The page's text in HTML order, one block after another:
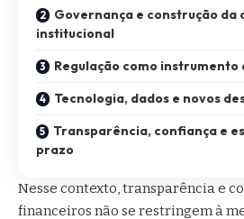
Governança e construção da
institucional
Regulação como
Tecnologia, dados e novos
Transparência, confiança e
prazo
Nesse contexto, transparência e
financeiros não se restringem à